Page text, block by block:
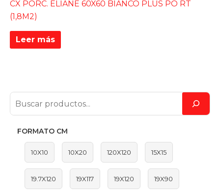
FORMATO CM
10X10 10X20 120X120 15X15
19.7X120 19X117 19X120 19X90
CX PORC. ELIANE 60X60 BIANCO PLUS PO RT
(1,8M2)
Leer más